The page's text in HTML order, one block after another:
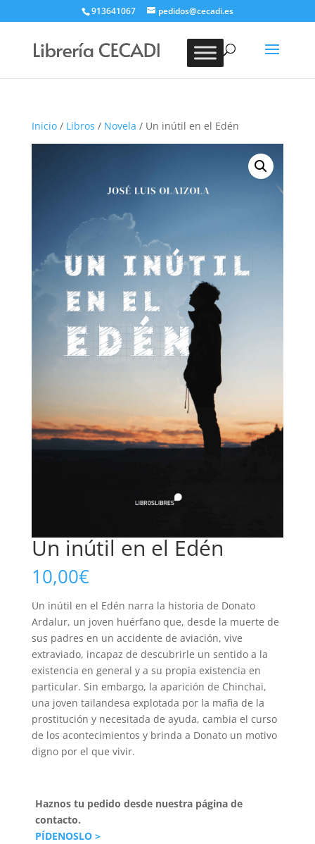
913641067 pedidos@cecadi.es
BUSCAR
Inicio/ Libros / Novela / Un inútil en el Edén
Un inútil en el Edén
10,00€
Un inútil en el Edén narra la historia de Donato
Ardalur, un joven huérfano que, desde la muerte de
sus padres en un accidente de aviación, vive
extraviado, incapaz de descubrirle un sentido a la
existencia en general y a su propia existencia en
particular. Sin embargo, la aparición de Chinchai,
una joven tailandesa explotada por la mafia de la
prostitución y necesitada de ayuda, cambia el curso
de los acontecimientos y brinda a Donato un motivo
digno por el que vivir.
Haznos tu pedido desde nuestra página de
contacto.
PÍDENOSLO >